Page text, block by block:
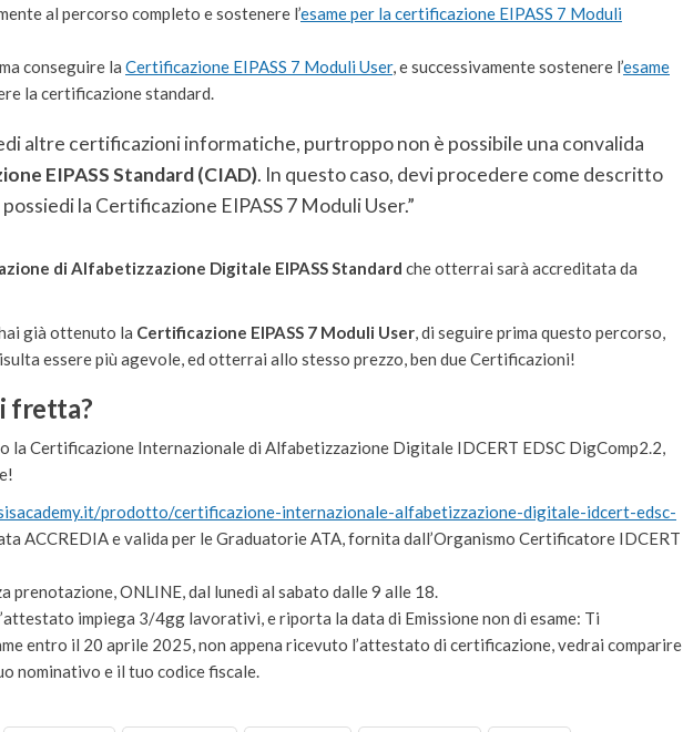
al percorso completo e sostenere l’esame per la certificazione EIPASS 7 Moduli
conseguire la Certificazione EIPASS 7 Moduli User, e successivamente sostenere l’esame
la certificazione standard.
altre certificazioni informatiche, purtroppo non è possibile una convalida
EIPASS Standard (CIAD). In questo caso, devi procedere come descritto
la Certificazione EIPASS 7 Moduli User.”
di Alfabetizzazione Digitale EIPASS Standard che otterrai sarà accreditata da
già ottenuto la Certificazione EIPASS 7 Moduli User, di seguire prima questo percorso,
essere più agevole, ed otterrai allo stesso prezzo, ben due Certificazioni!
fretta?
la Certificazione Internazionale di Alfabetizzazione Digitale IDCERT EDSC DigComp2.2,
prodotto/certificazione-internazionale-alfabetizzazione-digitale-idcert-edsc-
ACCREDIA e valida per le Graduatorie ATA, fornita dall’Organismo Certificatore IDCERT
prenotazione, ONLINE, dal lunedì al sabato dalle 9 alle 18.
impiega 3/4gg lavorativi, e riporta la data di Emissione non di esame: Ti
entro il 20 aprile 2025, non appena ricevuto l’attestato di certificazione, vedrai comparire
nominativo e il tuo codice fiscale.